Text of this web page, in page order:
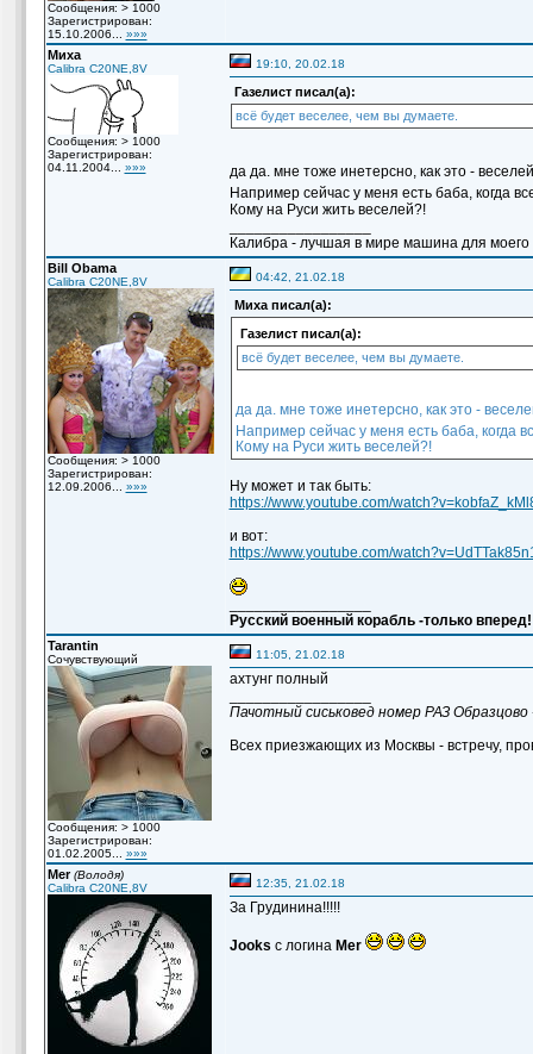
Сообщения: > 1000
Зарегистрирован:
15.10.2006... »»»
Миха
Calibra C20NE,8V
Сообщения: > 1000
Зарегистрирован:
04.11.2004... »»»
19:10, 20.02.18
Газелист писал(а):
всё будет веселее, чем вы думаете.
да да. мне тоже инетерсно, как это -
Например сейчас у меня есть баба, когда
Кому на Руси жить веселей?!
Калибра - лучшая в мире машина для моего
Bill Obama
Calibra C20NE,8V
Сообщения: > 1000
Зарегистрирован:
12.09.2006... »»»
04:42, 21.02.18
Миха писал(а):
Газелист писал(а):
всё будет веселее, чем вы думаете.
да да. мне тоже инетерсно, как это -
Например сейчас у меня есть баба, когда
Кому на Руси жить веселей?!
Ну может и так быть:
https://www.youtube.com/
и вот:
https://www.youtube.com/
Русский военный корабль -только вперед!
Tarantin
Сочувствующий
Сообщения: > 1000
Зарегистрирован:
01.02.2005... »»»
11:05, 21.02.18
ахтунг полный
Пачотный сиськовед номер РАЗ
Всех приезжающих из Москвы - встречу,
Mer (Володя)
Calibra C20NE,8V
12:35, 21.02.18
За Грудинина!!!!!
Jooks с логина Mer